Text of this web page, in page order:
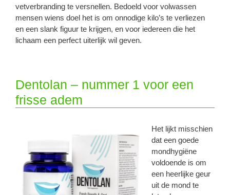
vetverbranding te versnellen. Bedoeld voor volwassen
mensen wiens doel het is om onnodige kilo’s te verliezen
en een slank figuur te krijgen, en voor iedereen die het
lichaam een ​​perfect uiterlijk wil geven.
Dentolan – nummer 1 voor een
frisse adem
Het lijkt misschien
dat een goede
mondhygiëne
voldoende is om
een ​​heerlijke geur
uit de mond te